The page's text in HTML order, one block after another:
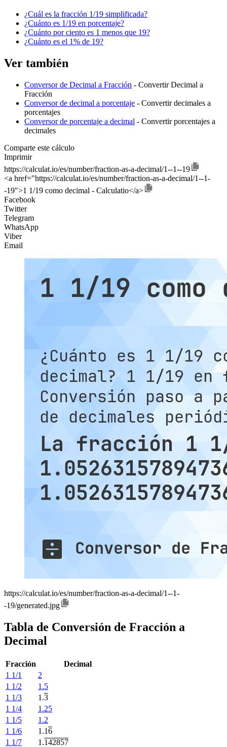
¿Cuál es la fracción 1/19 simplificada?
¿Cuánto es 1/19 en porcentaje?
¿Cuánto por ciento es 1 menos que 19?
¿Cuánto es el 1% de 19?
Ver también
Conversor de Decimal a Fracción - Convertir Decimal a
Fracción
Conversor de decimal a porcentaje - Convertir decimales a
porcentajes
Conversor de porcentaje a decimal - Convertir porcentajes a
decimales
Comparte este cálculo
Imprimir
https://calculat.io/es/number/fraction-as-a-decimal/1--1--19
<a href="https://calculat.io/es/number/fraction-as-a-decimal/1--1-
-19">1 1/19 como decimal - Calculatio</a>
Facebook
Twitter
Telegram
WhatsApp
Viber
Email
https://calculat.io/es/number/fraction-as-a-decimal/1--1-
-19/generated.jpg
Tabla de Conversión de Fracción a
Decimal
Fracción
Decimal
1 1/1
2
1 1/2
1.5
1 1/3
1.3
1 1/4
1.25
1 1/5
1.2
1 1/6
1.16
1 1/7
1.142857